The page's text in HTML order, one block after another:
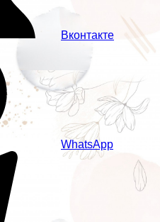
Вконтакте
WhatsApp